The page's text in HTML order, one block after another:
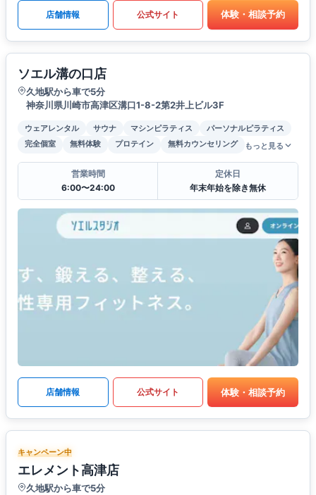
店舗情報 公式サイト 体験・相談予約
ソエル溝の口店
久地駅から車で5分
神奈川県川崎市高津区溝口1-8-2第2井上ビル3F
ウェアレンタル サウナ マシンピラティス
パーソナルピラティス
完全個室
無料体験 プロテイン 無料カウンセリング もっと見る
営業時間
6:00〜24:00
定休日
年末年始を除き無休
店舗情報 公式サイト 体験・相談予約
キャンペーン中
エレメント高津店
久地駅から車で5分